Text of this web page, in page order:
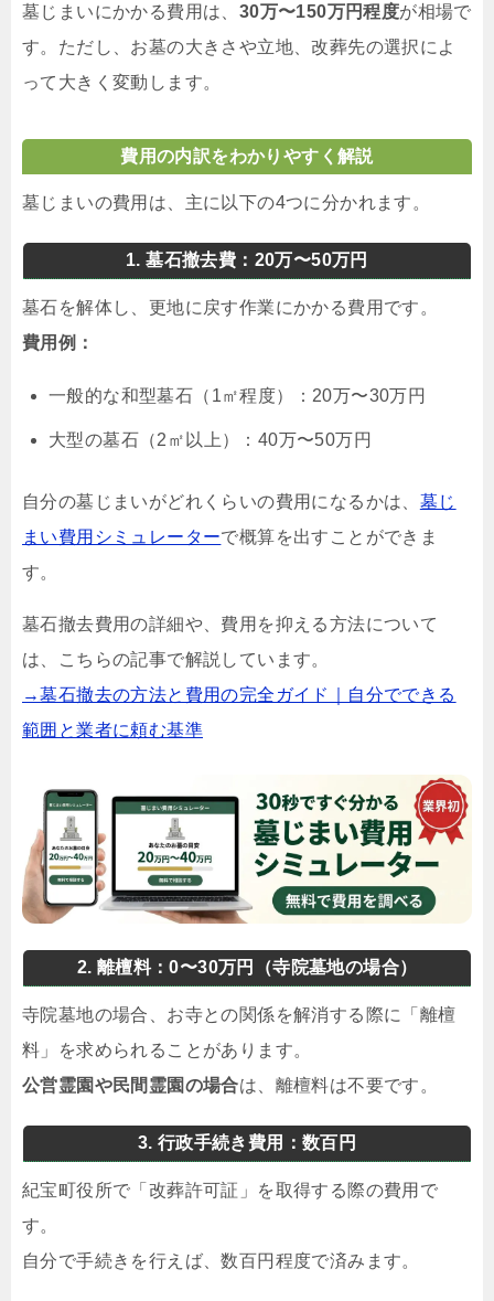
墓じまいにかかる費用は、 30万〜150万円程度が相場で
す。ただし、お墓の大きさや立地、改葬先の選択によ
って大きく変動します。
費用の内訳をわかりやすく解説
墓じまいの費用は、主に以下の4つに分かれます。
1. 墓石撤去費：20万〜50万円
墓石を解体し、更地に戻す作業にかかる費用です。
費用例：
一般的な和型墓石（1㎡程度）：20万〜30万円
大型の墓石（2㎡以上）：40万〜50万円
自分の墓じまいがどれくらいの費用になるかは、 墓じ
まい費用シミュレーターで概算を出すことができま
す。
墓石撤去費用の詳細や、費用を抑える方法について
は、こちらの記事で解説しています。
→墓石撤去の方法と費用の完全ガイド｜自分でできる
範囲と業者に頼む基準
2. 離檀料：0〜30万円（寺院墓地の場合）
寺院墓地の場合、お寺との関係を解消する際に「離檀
料」を求められることがあります。
公営霊園や民間霊園の場合は、離檀料は不要です。
3. 行政手続き費用：数百円
紀宝町役所で「改葬許可証」を取得する際の費用で
す。
自分で手続きを行えば、数百円程度で済みます。